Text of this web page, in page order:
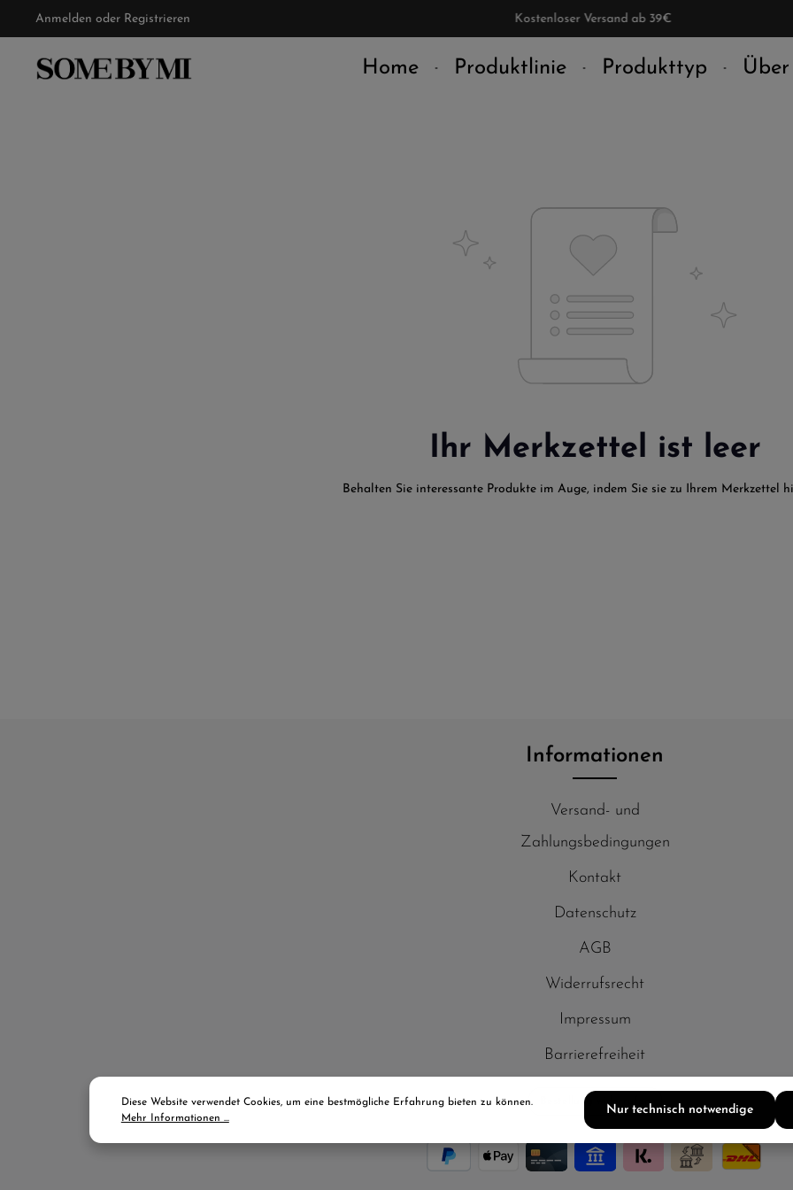
Hauptnavigation springen
Anmelden oder Registrieren Kostenloser Versand ab 39€
Home Produktlinie Produkttyp
Ihr Merkzettel ist leer
Behalten Sie interessante Produkte im Auge, indem Sie sie zu Ihrem Merkzettel
Informationen
Versand- und
Zahlungsbedingungen
Kontakt
Datenschutz
AGB
Widerrufsrecht
Impressum
Barrierefreiheit
Bestellung widerrufen
Diese Website verwendet Cookies, um eine bestmögliche Erfahrung bieten zu können.
Mehr Informationen ...
Nur technisch notwendige